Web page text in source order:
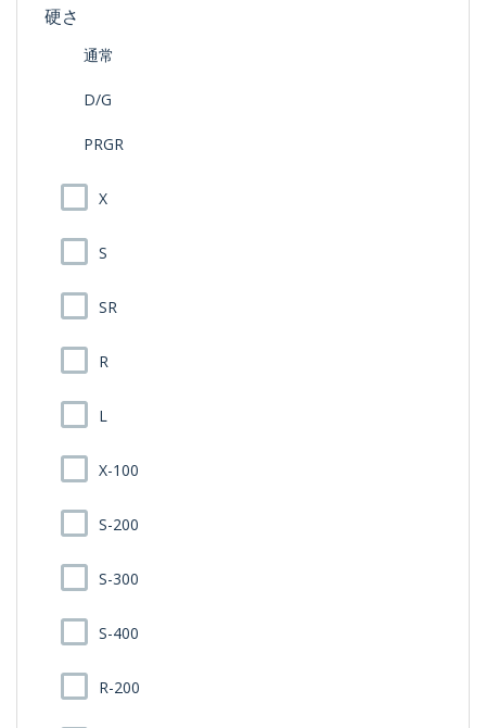
硬さ
通常
D/G
PRGR
X
S
SR
R
L
X-100
S-200
S-300
S-400
R-200